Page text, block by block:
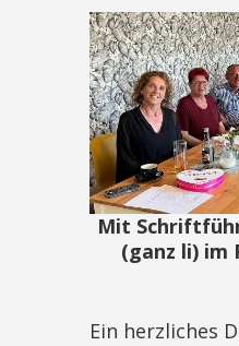
Mit
(ganz li) im
Ein herzliches